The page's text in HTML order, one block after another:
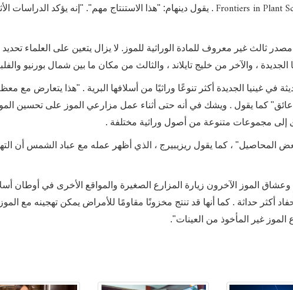
Frontiers in Plant . يقول دينهام: "هذا الاستنتاج مهم". "إنه يؤكد الدراسات
ثالث غير معروف للمادة الوراثية للموز. لا يزال يتعين على العلماء تحديد
الجديدة ، والآخر من خليج تايلاند ، والثالث من مكان ما بين شمال بورنيو
في غينيا الجديدة أكثر تنوعًا وراثيًا من أسلافها البرية . "هذا يتعارض مع
عائق" كما يقول . ويشك في أنه حتى أثناء عمل مزارعي الموز على تحسين
إلى مجموعات متنوعة من أصول وراثية مختلفة .
المحاصيل" ، كما يقول ريزيبيرج ، الذي أظهر عمله مع عباد الشمس أن
وعشاق الموز الآخرون زيارة المزارع الصغيرة والمواقع الأخرى في أوطان
أكثر حداثة . كما أنها قد تنتج مخزونًا مقاومًا للأمراض يمكن تهجينه مع الموز
الموز غير المأخوذ من العينات".